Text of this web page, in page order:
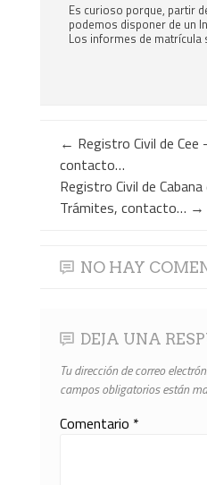
Es curioso porque, partir
podemos disponer de un
Los informes de matrícula
← Registro Civil de
contacto…
Registro Civil de
Trámites, contacto… →
NO HAY
DEJA UNA
Tu dirección de correo
campos obligatorios están
Comentario *